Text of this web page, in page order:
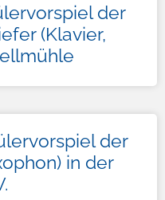
der
(Klavier,
der
in der